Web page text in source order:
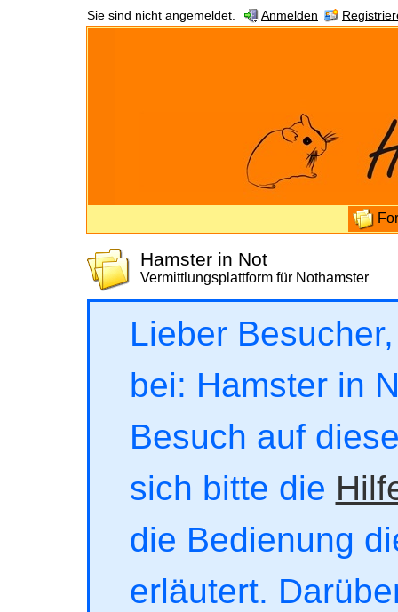
Sie sind nicht angemeldet. Anmelden
Hamster in Not
Vermittlungsplattform für Nothamster
Lieber
bei: Hamster in
Besuch auf
sich bitte die
die Bedienung
erläutert.